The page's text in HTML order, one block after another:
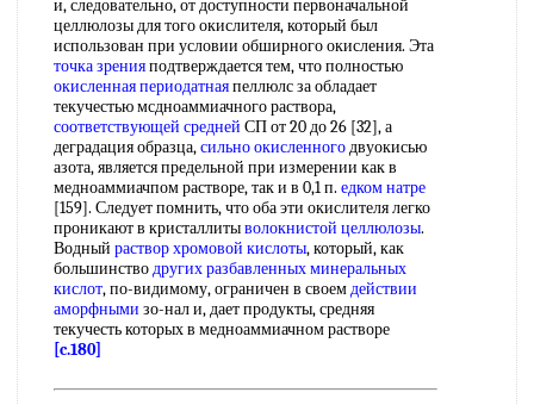
и, следовательно, от доступности первоначальной
целлюлозы для того окислителя, который был
использован при условии обширного окисления. Эта
точка зренияподтверждается тем, что полностью
окисленная периодатнаяпеллюлс за обладает
текучестью мсдноаммиачного раствора,
соответствующей средней СП от 20 до 26 [32], а
деградация образца,сильно окисленногодвуокисью
азота, является предельной при измерении как в
медноаммиачпом растворе, так и в 0,1 п. едком натре
[159]. Следует помнить, что оба эти окислителя легко
проникают в кристаллитыволокнистой целлюлозы.
Водный раствор хромовой кислоты, который, как
большинстводругих разбавленныхминеральных
кислот, по-видимому, ограничен в своемдействии
аморфными зо-нал и, дает продукты, средняя
текучесть которых в медноаммиачном растворе
[c.180]